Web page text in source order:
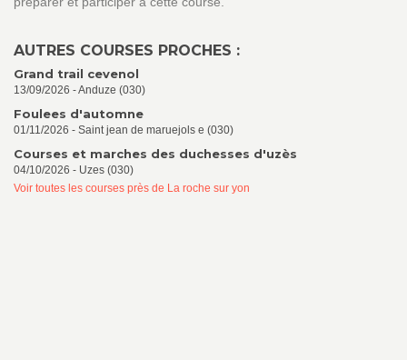
AUTRES COURSES PROCHES :
Grand trail cevenol
13/09/2026 - Anduze (030)
Foulees d'automne
01/11/2026 - Saint jean de maruejols e (030)
Courses et marches des duchesses d'uzès
04/10/2026 - Uzes (030)
Voir toutes les courses près de La roche sur yon